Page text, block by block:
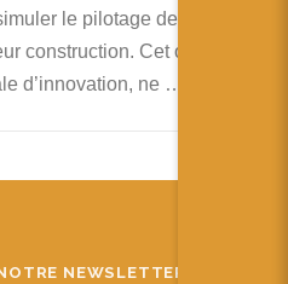
le pilotage des avions
construction. Cet outil,
d’innovation, ne …
NEWSLETTER